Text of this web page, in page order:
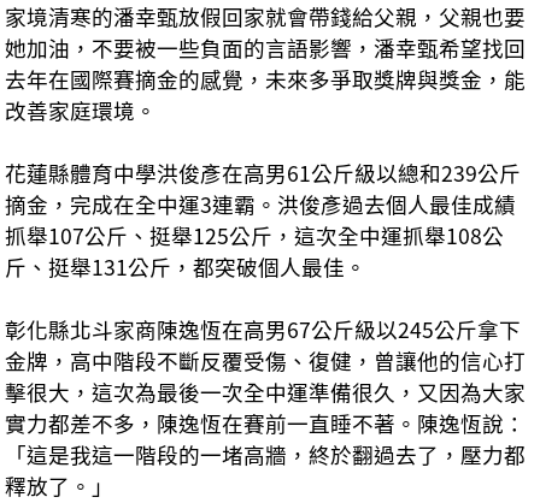
家境清寒的潘幸甄放假回家就會帶錢給父親，父親也要
她加油，不要被一些負面的言語影響，潘幸甄希望找回
去年在國際賽摘金的感覺，未來多爭取獎牌與獎金，能
改善家庭環境。
花蓮縣體育中學洪俊彥在高男61公斤級以總和239公斤
摘金，完成在全中運3連霸。洪俊彥過去個人最佳成績
抓舉107公斤、挺舉125公斤，這次全中運抓舉108公
斤、挺舉131公斤，都突破個人最佳。
彰化縣北斗家商陳逸恆在高男67公斤級以245公斤拿下
金牌，高中階段不斷反覆受傷、復健，曾讓他的信心打
擊很大，這次為最後一次全中運準備很久，又因為大家
實力都差不多，陳逸恆在賽前一直睡不著。陳逸恆說：
「這是我這一階段的一堵高牆，終於翻過去了，壓力都
釋放了。」